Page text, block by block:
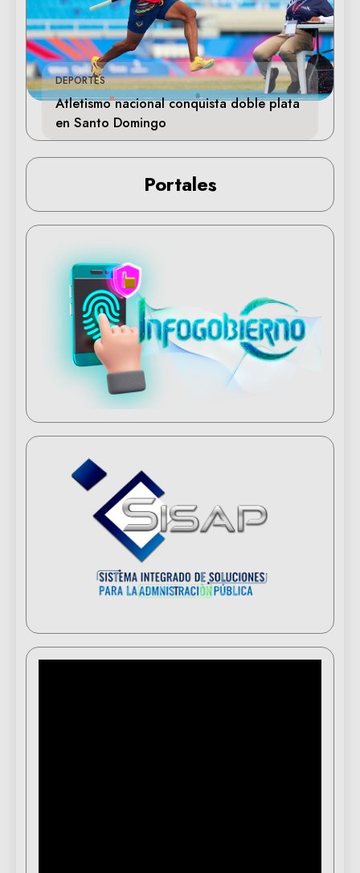
DEPORTES
Atletismo nacional conquista doble plata
en Santo Domingo
Portales